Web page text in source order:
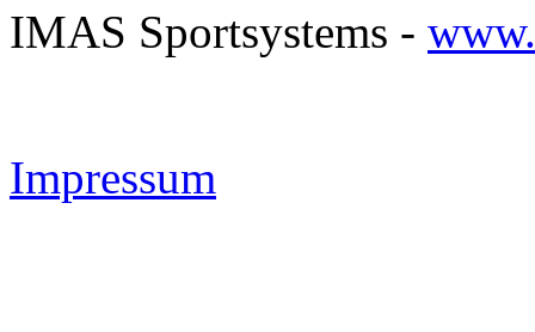
IMAS Sportsystems -